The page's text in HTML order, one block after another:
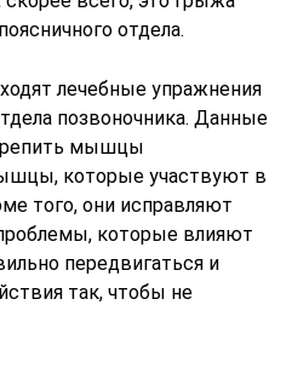
отдела.
лечебные упражнения
позвоночника. Данные
мышцы
которые участвуют в
того, они исправляют
которые влияют
передвигаться и
так, чтобы не